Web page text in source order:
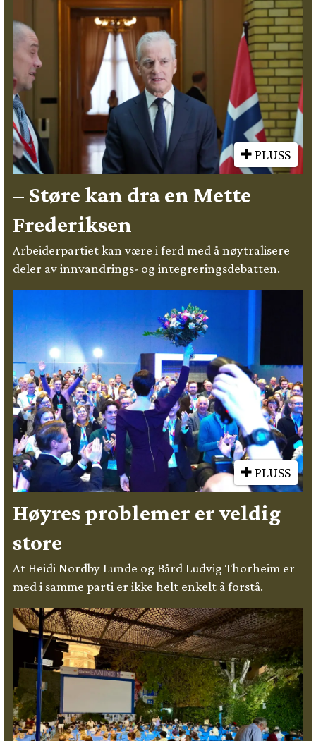
PLUSS
– Støre kan dra en Mette
Frederiksen
Arbeiderpartiet kan være i ferd med å nøytralisere
deler av innvandrings- og integreringsdebatten.
PLUSS
Høyres problemer er veldig
store
At Heidi Nordby Lunde og Bård Ludvig Thorheim er
med i samme parti er ikke helt enkelt å forstå.